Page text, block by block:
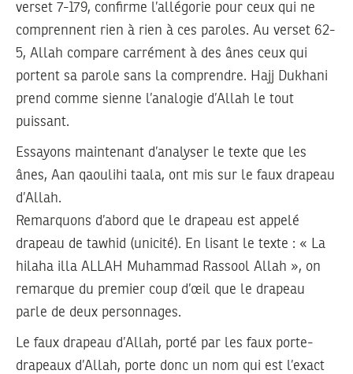
verset 7-179, confirme l’allégorie pour ceux qui ne
comprennent rien à rien à ces paroles. Au verset 62-
5, Allah compare carrément à des ânes ceux qui
portent sa parole sans la comprendre. Hajj Dukhani
prend comme sienne l’analogie d’Allah le tout
puissant.
Essayons maintenant d’analyser le texte que les
ânes, Aan qaoulihi taala, ont mis sur le faux drapeau
d’Allah.
Remarquons d’abord que le drapeau est appelé
drapeau de tawhid (unicité). En lisant le texte : « La
hilaha illa ALLAH Muhammad Rassool Allah », on
remarque du premier coup d’œil que le drapeau
parle de deux personnages.
Le faux drapeau d’Allah, porté par les faux porte-
drapeaux d’Allah, porte donc un nom qui est l’exact